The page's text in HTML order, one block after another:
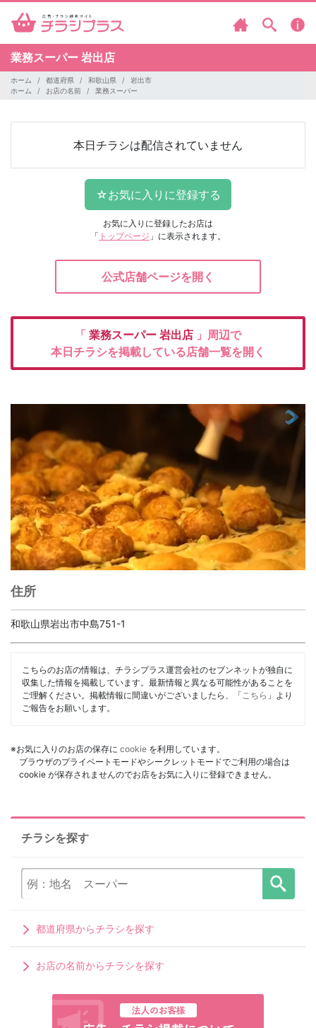
業務スーパー 岩出店
ホーム 都道府県 和歌山県
岩出市
ホーム
お店の名前 業務スーパー
本日チラシは配信されていません
お気に入りに登録したお店は
「 トップページ 」に表示されます。
公式店舗ページを開く
「 業務スーパー 岩出店 」周辺で
本日チラシを掲載している店舗一覧を開く
住所
和歌山県岩出市中島751-1
こちらのお店の情報は、チラシプラス運営会社のセブンネットが独自に
収集した情報を掲載しています。最新情報と異なる可能性があることを
ご理解ください。掲載情報に間違いがございましたら、「 こちら 」より
ご報告をお願いします。
※お気に入りのお店の保存に cookie を利用しています。
ブラウザのプライベートモードやシークレットモードでご利用の場合は
cookie が保存されませんのでお店をお気に入りに登録できません。
チラシを探す
都道府県からチラシを探す
お店の名前からチラシを探す